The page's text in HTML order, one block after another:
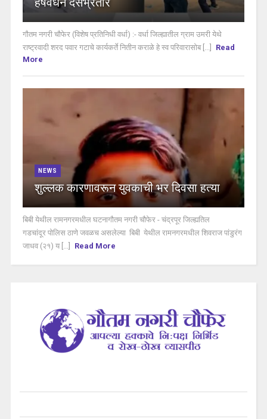
गौतम नगरी चौफेर (विशेष प्रतिनिधी वर्धा) :- वर्धा जिल्ह्यातील ग्राम उमरी येथे
राष्ट्रवादी शरद पवार गटाचे कार्यकर्ते नितीन कराळे हे स्व परिवारासोब [...]
Read
More
NEWS
शुल्लक कारणावरून युवकाची भर दिवसा हत्या
बिबी येथील रामनगरमधील घटनागौतम नगरी चौफेर - चंद्रपूर जिल्ह्यतिल
गडचांदूर पोलिस ठाणे जवळच असलेल्या बिबी येथील रामनगरमधील शिवराज पांडुरंग
जाधव (२१) य [...]
Read More